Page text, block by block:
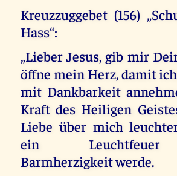
Kreuzzuggebet (156)
Hass“:
„Lieber Jesus, gib mir
öffne mein Herz, damit
mit Dankbarkeit
Kraft des Heiligen
Liebe über mich
ein
Barmherzigkeit werde.